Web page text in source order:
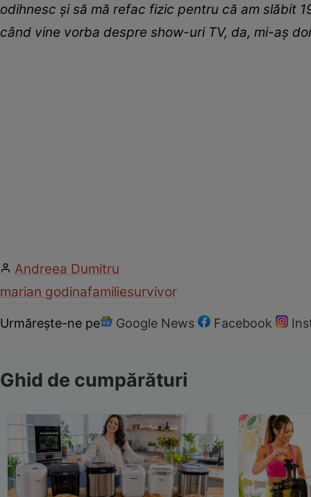
odihnesc și să mă refac fizic pentru că am slăbit
când vine vorba despre show-uri TV, da, mi-aș
Andreea Dumitru
marian godinafamiliesurvivor
Urmărește-ne pe Google News Facebook
Ghid de cumpărături